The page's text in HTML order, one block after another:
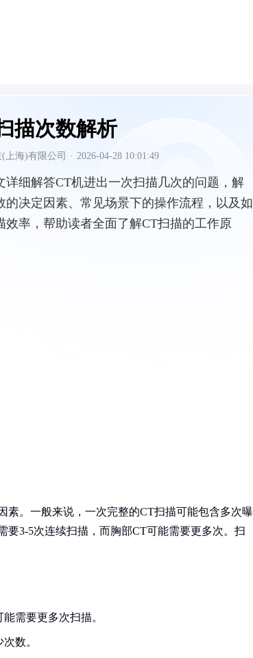
描次数解析
上海)有限公司 · 2026-04-28 10:01:49
详细解答CT机进出一次扫描几次的问题，解
的决定因素、常见场景下的操作流程，以及如
效率，帮助读者全面了解CT扫描的工作原
素。一般来说，一次完整的CT扫描可能包含多次曝
3-5次连续扫描，而胸部CT可能需要更多次。扫
需要更多次扫描。
数。